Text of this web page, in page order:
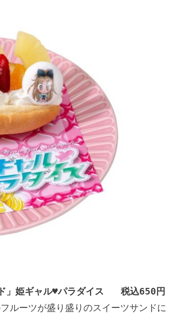
」姫ギャル♥パラダイス   税込650円
ルーツが盛り盛りのスイーツサンドに